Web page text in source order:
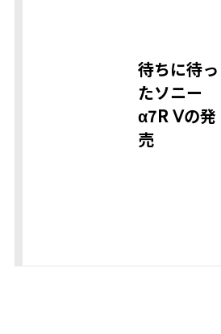
待ちに待っ
たソニー
α7R Ⅴの発
売